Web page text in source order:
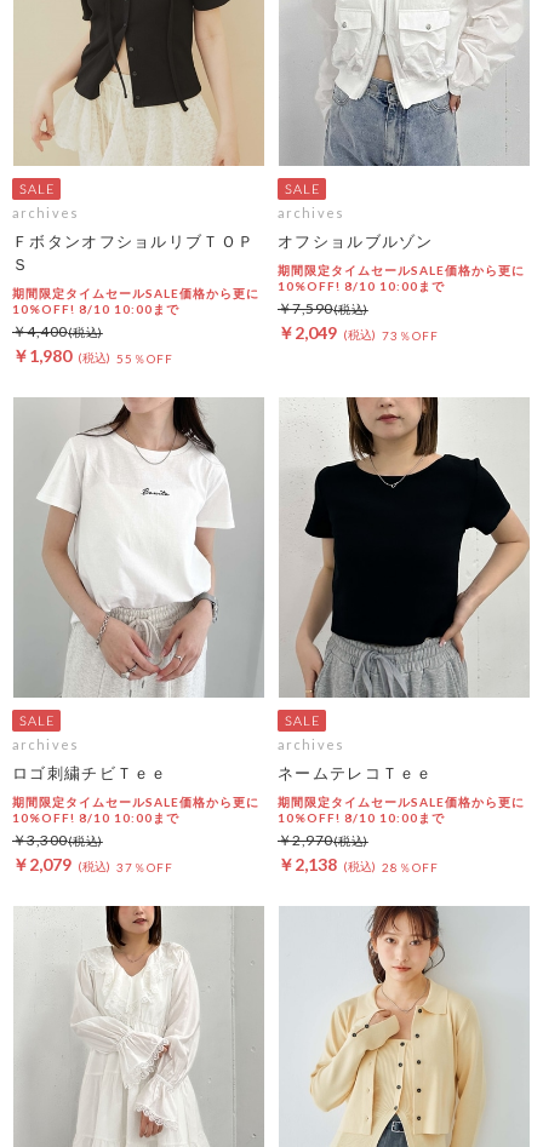
archives
ＦボタンオフショルリブＴＯＰ
Ｓ
期間限定タイムセールSALE価格から更に
10%OFF! 8/10 10:00まで
￥1,980 55％OFF
￥4,400
archives
オフショルブルゾン
期間限定タイムセールSALE価格から更に
10%OFF! 8/10 10:00まで
￥2,049 73％OFF
￥7,590
archives
ロゴ刺繍チビＴｅｅ
期間限定タイムセールSALE価格から更に
10%OFF! 8/10 10:00まで
￥2,079 37％OFF
￥3,300
archives
ネームテレコＴｅｅ
期間限定タイムセールSALE価格から更に
10%OFF! 8/10 10:00まで
￥2,138 28％OFF
￥2,970